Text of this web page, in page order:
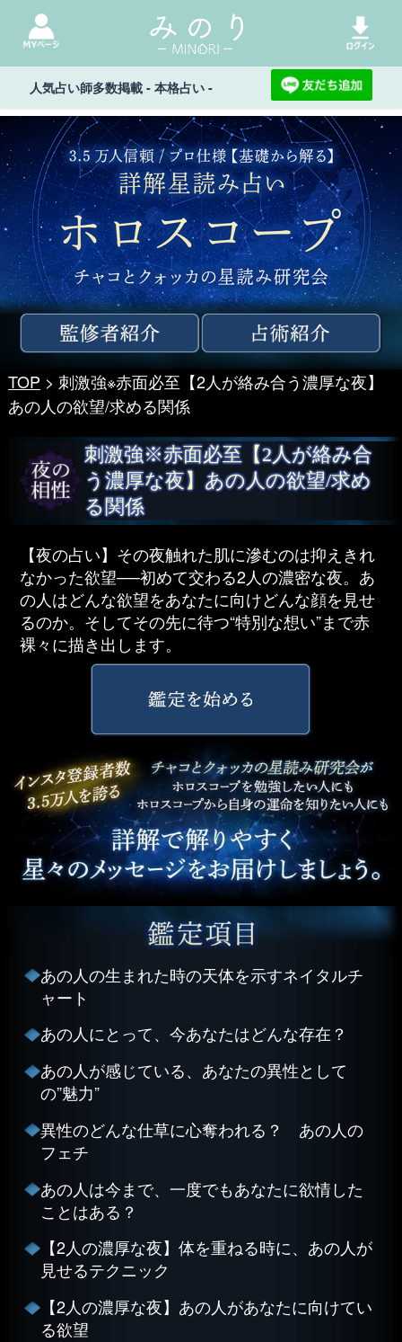
人気占い師多数掲載 - 本格占い -
TOP > 刺激強※赤面必至【2人が絡み合う濃厚な夜】
あの人の欲望/求める関係
刺激強※赤面必至【2人が絡み合
う濃厚な夜】あの人の欲望/求め
る関係
【夜の占い】その夜触れた肌に滲むのは抑えきれ
なかった欲望──初めて交わる2人の濃密な夜。あ
の人はどんな欲望をあなたに向けどんな顔を見せ
るのか。そしてその先に待つ“特別な想い”まで赤
裸々に描き出します。
あの人の生まれた時の天体を示すネイタルチ
ャート
あの人にとって、今あなたはどんな存在？
あの人が感じている、あなたの異性として
の”魅力”
異性のどんな仕草に心奪われる？ あの人の
フェチ
あの人は今まで、一度でもあなたに欲情した
ことはある？
【2人の濃厚な夜】体を重ねる時に、あの人が
見せるテクニック
【2人の濃厚な夜】あの人があなたに向けてい
る欲望